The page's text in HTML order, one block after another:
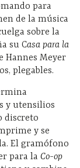
para
de la música
sobre la
su Casa para la
Hannes Meyer
plegables.
y utensilios
discreto
y se
El gramófono
para la Co-op